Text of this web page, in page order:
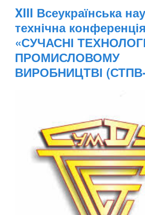
XIII Всеукраїнська
технічна конференція
«СУЧАСНІ
ПРОМИСЛОВОМУ
ВИРОБНИЦТВІ (СТПВ-